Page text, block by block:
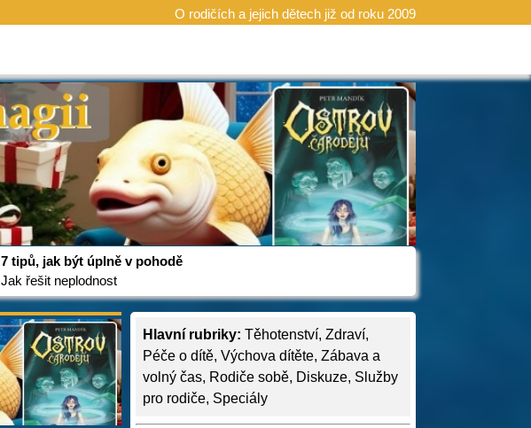
O rodičích a jejich dětech již od roku 2009
7 tipů, jak být úplně v pohodě
Jak řešit neplodnost
Hlavní rubriky: Těhotenství, Zdraví,
Péče o dítě, Výchova dítěte, Zábava a
volný čas, Rodiče sobě, Diskuze, Služby
pro rodiče, Speciály